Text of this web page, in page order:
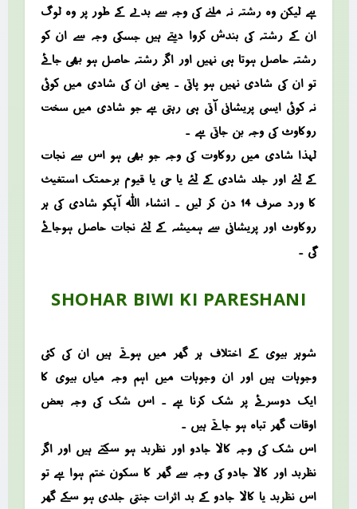
ہے لیکن وہ رشتہ نہ ملنے کی وجہ سے بدلے کے طور پر وہ لوگ
ان کے رشتہ کی بندش کروا دیتے ہیں جسکی وجہ سے ان کو
رشتہ حاصل ہوتا ہی نہیں اور اگر رشتہ حاصل ہو بھی جائے
تو ان کی شادی نہیں ہو پاتی ۔ یعنی ان کی شادی میں کوئی
نہ کوئی ایسی پریشانی آتی ہی رہتی ہے جو شادی میں سخت
روکاوٹ کی وجہ بن جاتی ہے ۔
لہذا شادی میں روکاوت کی وجہ جو بھی ہو اس سے نجات
کے لئے اور جلد شادی کے لئے یا حی یا قیوم برحمتک استغیث
کا ورد صرف 14 دن کر لیں ۔ انشاء اللہ آپکو شادی کی ہر
روکاوٹ اور پریشانی سے ہمیشہ کے لئے نجات حاصل ہوجائے
گی ۔
SHOHAR BIWI KI PARESHANI
شوہر بیوی کے اختلاف ہر گھر میں ہوتے ہیں ان کی کئی
وجوہات ہیں اور ان وجوہات میں اہم وجہ میاں بیوی کا
ایک دوسرئے پر شک کرنا ہے ۔ اس شک کی وجہ بعض
اوقات گھر تباہ ہو جاتے ہیں ۔
اس شک کی وجہ کالا جادو اور نظربد ہو سکتے ہیں اور اگر
نظربد اور کالا جادو کی وجہ سے گھر کا سکون ختم ہوا ہے تو
اس نظربد یا کالا جادو کے بد اثرات جنتی جلدی ہو سکے گھر